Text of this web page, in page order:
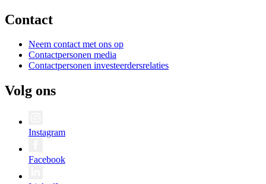
Contact
Neem contact met ons op
Contactpersonen media
Contactpersonen investeerdersrelaties
Volg ons
Instagram
Facebook